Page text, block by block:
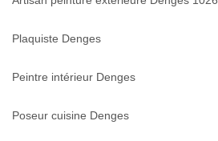
Plaquiste Denges
Peintre intérieur Denges
Poseur cuisine Denges